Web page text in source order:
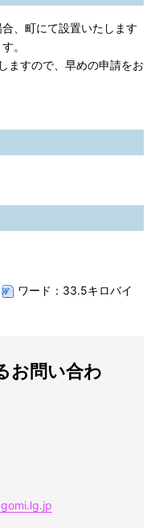
、町にて設置いたします
。
ますので、早めの申請をお
ワード：33.5キロバイ
お問い合わ